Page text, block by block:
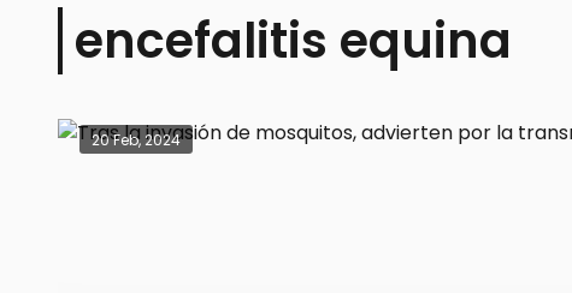
encefalitis equina
20 Feb, 2024